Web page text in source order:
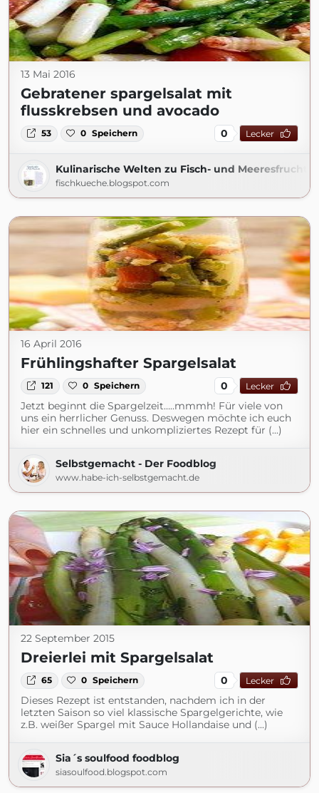
13 Mai 2016
Gebratener spargelsalat mit
flusskrebsen und avocado
53 0 Speichern 0 Lecker
Kulinarische Welten zu Fisch- und Meeresfrucht
fischkueche.blogspot.com
16 April 2016
Frühlingshafter Spargelsalat
121 0 Speichern 0 Lecker
Jetzt beginnt die Spargelzeit…..mmmh! Für viele von
uns ein herrlicher Genuss. Deswegen möchte ich euch
hier ein schnelles und unkompliziertes Rezept für (...)
Selbstgemacht - Der Foodblog
www.habe-ich-selbstgemacht.de
22 September 2015
Dreierlei mit Spargelsalat
65 0 Speichern 0 Lecker
Dieses Rezept ist entstanden, nachdem ich in der
letzten Saison so viel klassische Spargelgerichte, wie
z.B. weißer Spargel mit Sauce Hollandaise und (...)
Sia´s soulfood foodblog
siasoulfood.blogspot.com